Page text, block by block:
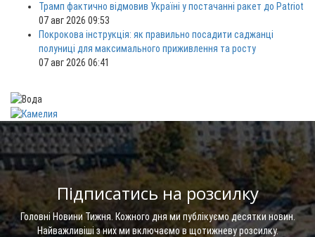
Трамп фактично відмовив Україні у постачанні ракет до Patriot
07 авг 2026 09:53
Покрокова інструкція: як правильно посадити саджанці
полуниці для максимального приживлення та росту
07 авг 2026 06:41
Підписатись на розсилку
Головні Новини Тижня. Кожного дня ми публікуємо десятки новин.
Найважливіші з них ми включаємо в щотижневу розсилку.